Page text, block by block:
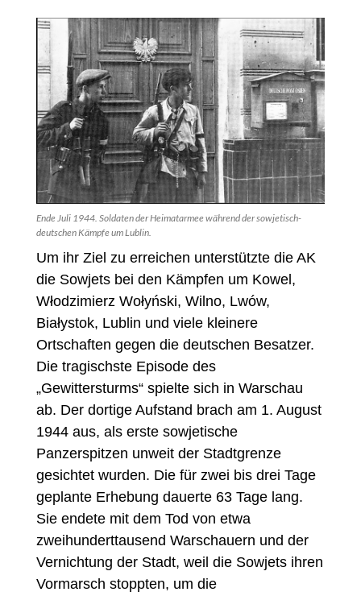
Ende Juli 1944. Soldaten der Heimatarmee während der sowjetisch-
deutschen Kämpfe um Lublin.
Um ihr Ziel zu erreichen unterstützte die AK
die Sowjets bei den Kämpfen um Kowel,
Włodzimierz Wołyński, Wilno, Lwów,
Białystok, Lublin und viele kleinere
Ortschaften gegen die deutschen Besatzer.
Die tragischste Episode des
„Gewittersturms“ spielte sich in Warschau
ab. Der dortige Aufstand brach am 1. August
1944 aus, als erste sowjetische
Panzerspitzen unweit der Stadtgrenze
gesichtet wurden. Die für zwei bis drei Tage
geplante Erhebung dauerte 63 Tage lang.
Sie endete mit dem Tod von etwa
zweihunderttausend Warschauern und der
Vernichtung der Stadt, weil die Sowjets ihren
Vormarsch stoppten, um die